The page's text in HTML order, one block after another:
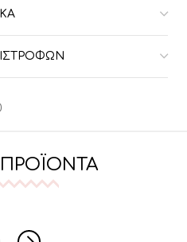
ΠΡΟΪΌΝΤΑ